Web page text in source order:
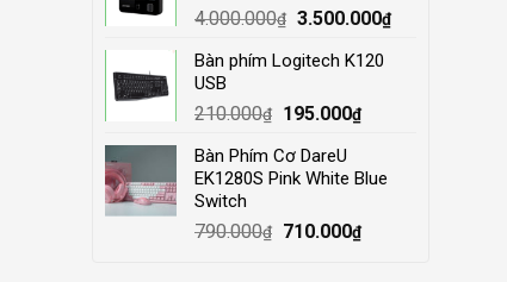
4.000.000₫ Original
was:
3.500.000₫Current
Bàn phím Logitech K120
USB
210.000₫
Original
was:
210.000₫.
195.000₫Current
195.000₫.
Bàn Phím Cơ DareU
EK1280S Pink White Blue
Switch
790.000₫
Original
710.000₫Current